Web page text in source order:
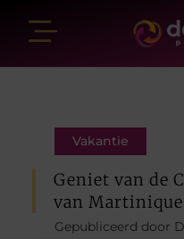
Vakantie
Geniet van de
van
Gepubliceerd door